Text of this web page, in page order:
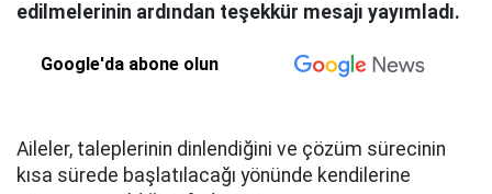
edilmelerinin ardından teşekkür mesajı yayımladı.
Google'da abone olun
Aileler, taleplerinin dinlendiğini ve çözüm sürecinin
kısa sürede başlatılacağı yönünde kendilerine